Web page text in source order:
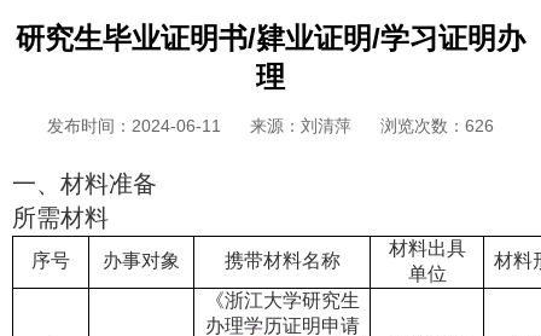
研究生毕业证明书/肄业证明/学习证明办
理
发布时间：2024-06-11 来源：刘清萍 浏览次数： 626
一、材料准备
所需材料
序号 办事对象 携带材料名称
材料出具
单位
材料
《浙江大学研究生
办理学历证明申请